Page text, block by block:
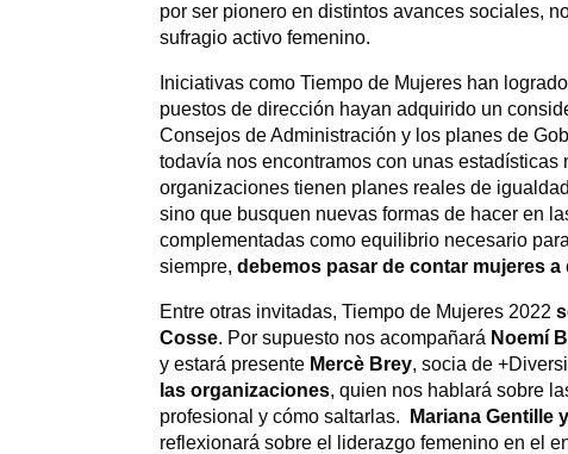
por ser pionero en distintos avances sociales,
sufragio activo femenino.
Iniciativas como Tiempo de Mujeres han
puestos de dirección hayan adquirido un
Consejos de Administración y los planes de
todavía nos encontramos con unas
organizaciones tienen planes reales de
sino que busquen nuevas formas de hacer en
complementadas como equilibrio necesario
siempre,debemos pasar de contar mujeres
Entre otras invitadas, Tiempo de Mujeres 2022
Cosse. Por supuesto nos acompañará Noemí
y estará presente Mercè Brey, socia de
las organizaciones, quien nos hablará sobre
profesional y cómo saltarlas.
Mariana Gentille
reflexionará sobre el liderazgo femenino en el